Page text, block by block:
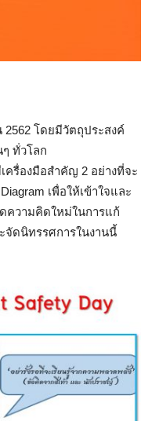
2562 โดยมีวัตถุประสงค์
ทั่วโลก
ครื่องมือสำคัญ 2 อย่างที่จะ
เพื่อให้เข้าใจและ
ความคิดใหม่ในการแก้
จัดนิทรรศการในงานนี้